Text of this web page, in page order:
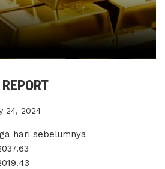
24, 2024
hari sebelumnya